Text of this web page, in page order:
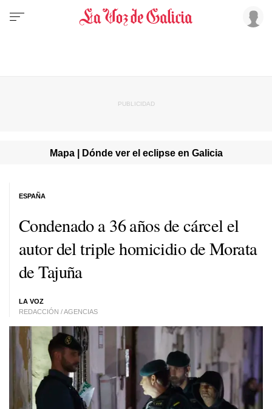
Mapa | Dónde ver el eclipse en Galicia
Condenado a 36 años de cárcel el
autor del triple homicidio de Morata
de Tajuña
LA VOZ
REDACCIÓN / AGENCIAS
ESPAÑA